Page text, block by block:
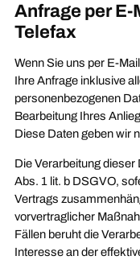
Anfrage per
Telefax
Wenn Sie uns per E-
Ihre Anfrage inklusive
personenbezogenen
Bearbeitung Ihres
Diese Daten geben wir
Die Verarbeitung dieser
Abs. 1 lit. b DSGVO,
Vertrags
vorvertraglicher
Fällen beruht die
Interesse an der